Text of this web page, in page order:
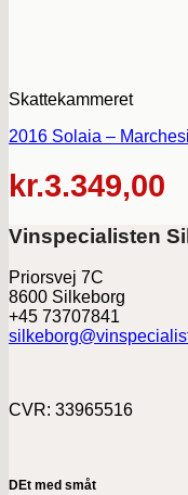
Skattekammeret
2016 Solaia –
kr.3.349,00
Vinspecialisten
Priorsvej 7C
8600 Silkeborg
+45 73707841
CVR: 33965516
DEt med småt